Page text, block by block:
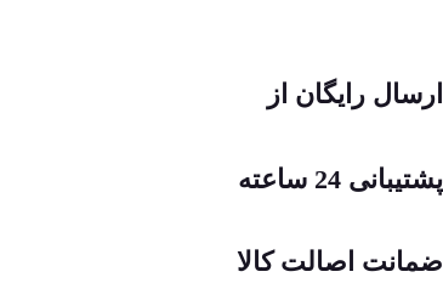
ارسال رایگان از
پشتیبانی 24 ساعته
ضمانت اصالت کالا